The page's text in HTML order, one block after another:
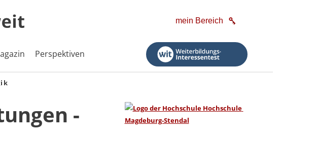
mein Bereich
Perspektiven
-